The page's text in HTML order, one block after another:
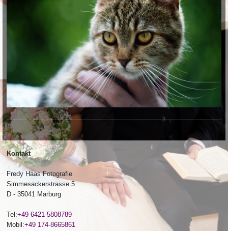
Impressum/ DSGVO
Kontakt
Fredy Haas Fotografie
Simmesackerstrasse 5
D - 35041 Marburg
Tel:+49 6421-5808789
Mobil:+49 174-8665861